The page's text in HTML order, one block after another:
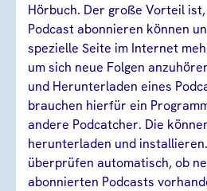
Hörbuch. Der große Vorteil ist,
Podcast abonnieren können
spezielle Seite im Internet
um sich neue Folgen
und Herunterladen eines
brauchen hierfür ein
andere Podcatcher. Die
herunterladen und
überprüfen automatisch, ob
abonnierten Podcasts